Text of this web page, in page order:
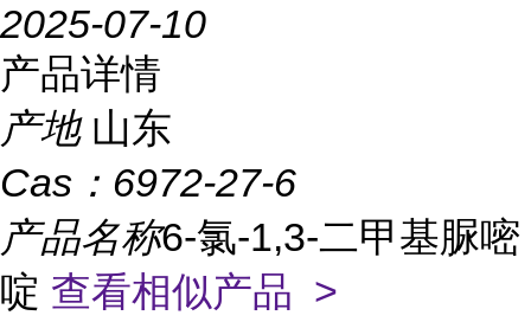
2025-07-10
产品详情
产地 山东
Cas： 6972-27-6
产品名称6-氯-1,3-二甲基脲嘧
啶 查看相似产品 >